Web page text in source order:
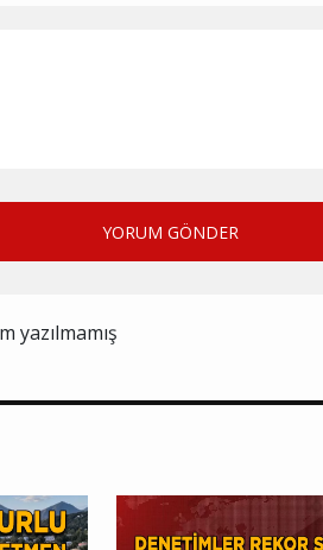
YORUM GÖNDER
yazılmamış